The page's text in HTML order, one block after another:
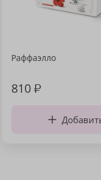
Раффаэлло
810₽